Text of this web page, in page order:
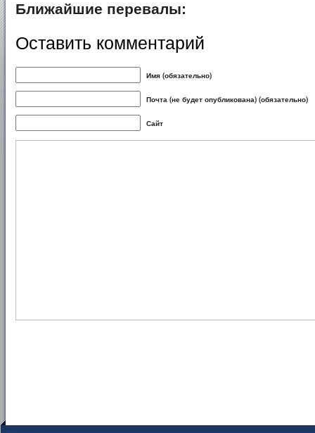
Ближайшие перевалы:
Оставить комментарий
Имя (обязательно)
Почта (не будет опубликована) (обязательно)
Сайт